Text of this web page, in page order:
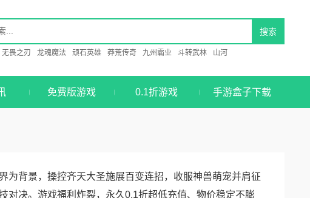
无畏之刃 龙魂魔法 顽石英雄 莽荒传奇 九州霸业 斗转武林 山河
免费版游戏 0.1折游戏 手游盒子下载
为背景，操控齐天大圣施展百变连招，收服神兽萌宠并肩征
对决。游戏福利炸裂，永久0.1折超低充值、物价稳定不膨